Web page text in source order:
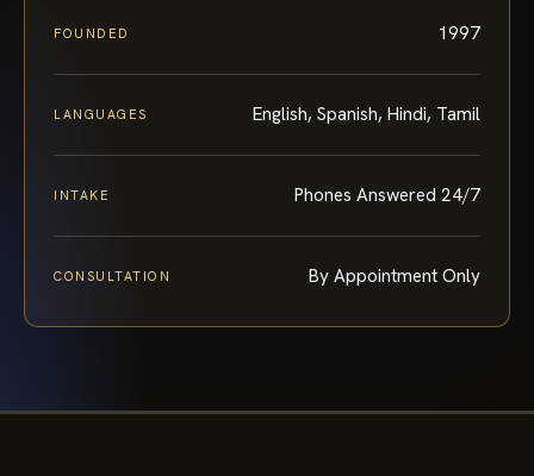
FOUNDED 1997
LANGUAGES English, Spanish, Hindi, Tamil
INTAKE Phones Answered 24/7
CONSULTATION By Appointment Only